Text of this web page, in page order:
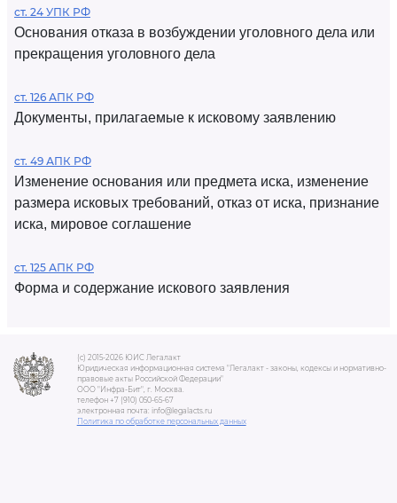
ст. 24 УПК РФ
Основания отказа в возбуждении уголовного дела или
прекращения уголовного дела
ст. 126 АПК РФ
Документы, прилагаемые к исковому заявлению
ст. 49 АПК РФ
Изменение основания или предмета иска, изменение
размера исковых требований, отказ от иска, признание
иска, мировое соглашение
ст. 125 АПК РФ
Форма и содержание искового заявления
(c) 2015-2026 ЮИС Легалакт
Юридическая информационная система "Легалакт - законы, кодексы и нормативно-
правовые акты Российской Федерации"
ООО "Инфра-Бит", г. Москва.
телефон +7 (910) 050-65-67
электронная почта: info@legalacts.ru
Политика по обработке персональных данных